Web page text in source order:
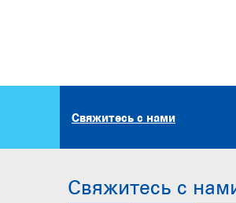
Свяжитесь с нами
Свяжитесь с